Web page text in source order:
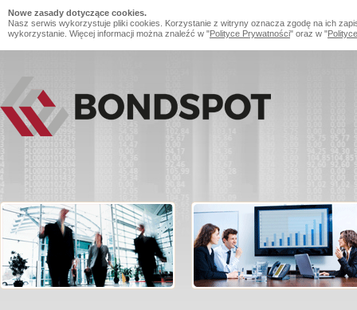
Nowe zasady dotyczące cookies.
Nasz serwis wykorzystuje pliki cookies. Korzystanie z witryny oznacza zgodę na ich
wykorzystanie. Więcej informacji można znaleźć w "Polityce Prywatności" oraz w "